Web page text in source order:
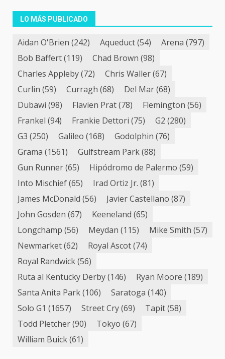
LO MÁS PUBLICADO
Aidan O'Brien (242) Aqueduct(54) Arena (797)
Bob Baffert(119) Chad Brown (98)
Charles Appleby(72) Chris Waller(67)
Curlin (59) Curragh (68) Del Mar(68)
Dubawi (98) Flavien Prat(78) Flemington (56)
Frankel (94) Frankie Dettori (75) G2 (280)
G3 (250) Galileo (168) Godolphin (76)
Grama (1561) Gulfstream Park(88)
Gun Runner(65) Hipódromo de Palermo (59)
Into Mischief(65) Irad Ortiz Jr. (81)
James McDonald (56) Javier Castellano (87)
John Gosden (67) Keeneland (65)
Longchamp (56) Meydan (115) Mike Smith (57)
Newmarket(62) Royal Ascot(74)
Royal Randwick(56)
Ruta al Kentucky Derby(146) Ryan Moore (189)
Santa Anita Park(106) Saratoga (140)
Solo G1 (1657) Street Cry(69) Tapit(58)
Todd Pletcher(90) Tokyo (67)
William Buick(61)